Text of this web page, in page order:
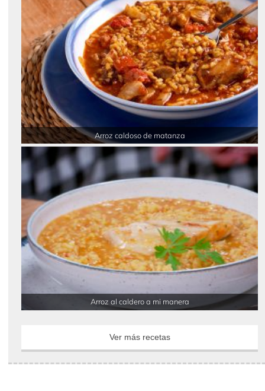
Arroz caldoso de matanza
Arroz al caldero a mi manera
Ver más recetas